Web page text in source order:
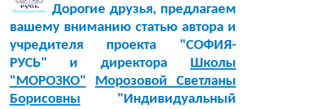
Дорогие друзья, предлагаем
вашему вниманию статью автора и
учредителя проекта "СОФИЯ-
РУСЬ" и директора Школы
"МОРОЗКО"
Морозовой Светланы
Борисовны "Индивидуальный